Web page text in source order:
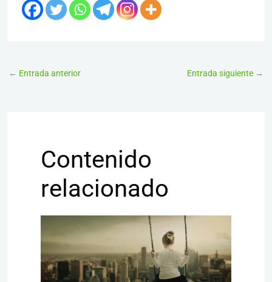
← Entrada anterior Entrada siguiente →
Contenido
relacionado